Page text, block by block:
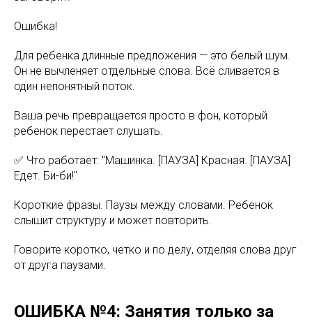
Ошибка!
Для ребенка длинные предложения — это белый шум.
Он не вычленяет отдельные слова. Всё сливается в
один непонятный поток.
Ваша речь превращается просто в фон, который
ребенок перестает слушать.
✅ Что работает: "Машинка. [ПАУЗА] Красная. [ПАУЗА]
Едет. Би-би!"
Короткие фразы. Паузы между словами. Ребенок
слышит структуру и может повторить.
Говорите коротко, четко и по делу, отделяя слова друг
от друга паузами.
ОШИБКА №4: Занятия только за